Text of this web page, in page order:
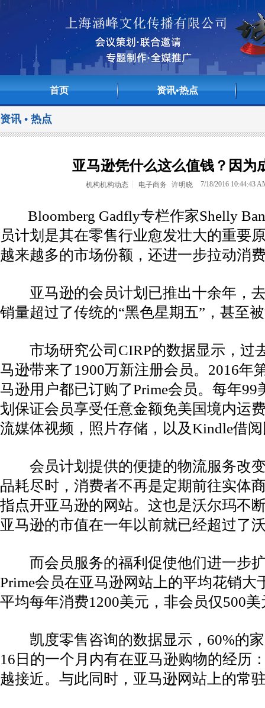
首页 资讯•热点
资讯 • 热点
亚马逊凭什么这么值钱？因为
机构机构动态 电子商务 许明晓 7/18/2016 10:44:43
Bloomberg Gadfly专栏作家Shelly
员计划是其在零售行业愈发壮大的重要
越来越多的市场份额，还进一步拉动消
亚马逊的会员计划已推出十余年，去
销量超过了传统的“黑色星期五”，甚至
市场研究公司CIRP的数据显示，过
马逊带来了1900万新注册会员。2016年
马逊用户都已订购了Prime会员。每年99
划保证会员享受任意金额免美国境内运
流媒体视频，照片存储，以及Kindle借
会员计划提供的便捷的物流服务改变
品耗尽时，消费者不再是定期前往实体
指点开亚马逊的网站。这也是沃尔玛
亚马逊的市值在一年以前就已经超过了
而会员服务的福利促使他们进一步扩
Prime会员在亚马逊网站上的平均花销
平均每年消费1200美元，非会员仅500美
凯度零售咨询的数据显示，60%的
16日的一个月内有在亚马逊购物的经历
越接近。与此同时，亚马逊网站上的常